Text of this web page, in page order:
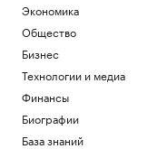
Экономика
Общество
Бизнес
Технологии и медиа
Финансы
Биографии
База знаний